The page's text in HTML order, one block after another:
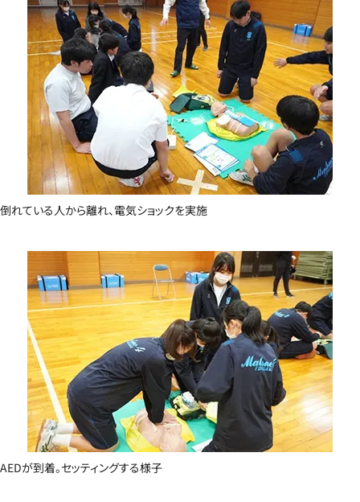
倒れている人から離れ、電気ショックを実施
AEDが到着。セッティングする様子